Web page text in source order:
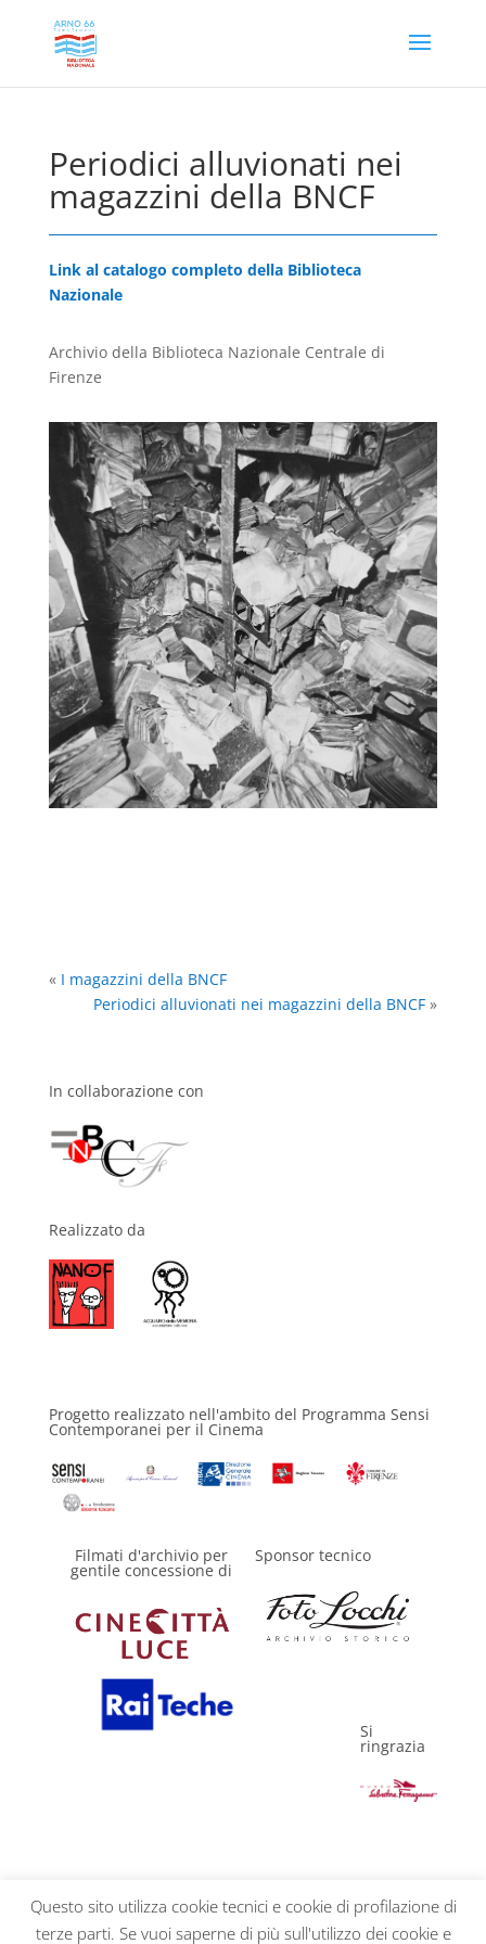
Periodici alluvionati nei
magazzini della BNCF
Link al catalogo completo della Biblioteca
Nazionale
Archivio della Biblioteca Nazionale Centrale di
Firenze
« I magazzini della BNCF
Periodici alluvionati nei magazzini della BNCF »
In collaborazione con
Realizzato da
Progetto realizzato nell'ambito del Programma Sensi
Contemporanei per il Cinema
Filmati d'archivio per
gentile concessione di
Sponsor tecnico
Si
ringrazia
Questo sito utilizza cookie tecnici e cookie di profilazione di
terze parti. Se vuoi saperne di più sull'utilizzo dei cookie e